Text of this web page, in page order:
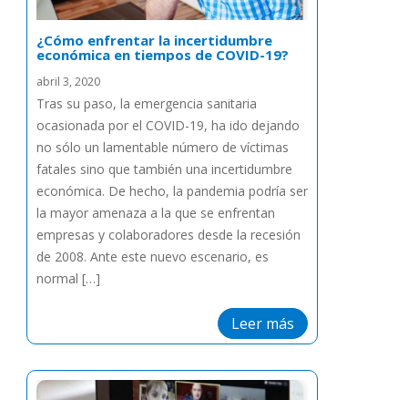
¿Cómo enfrentar la incertidumbre
económica en tiempos de COVID-19?
abril 3, 2020
Tras su paso, la emergencia sanitaria
ocasionada por el COVID-19, ha ido dejando
no sólo un lamentable número de víctimas
fatales sino que también una incertidumbre
económica. De hecho, la pandemia podría ser
la mayor amenaza a la que se enfrentan
empresas y colaboradores desde la recesión
de 2008. Ante este nuevo escenario, es
normal […]
Leer más